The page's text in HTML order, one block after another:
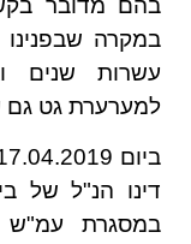
בהם מדובר
במקרה
עשרות שנים
למערערת גט
דינו הנ"ל של
במסגרת עמ"ש 24697-06-